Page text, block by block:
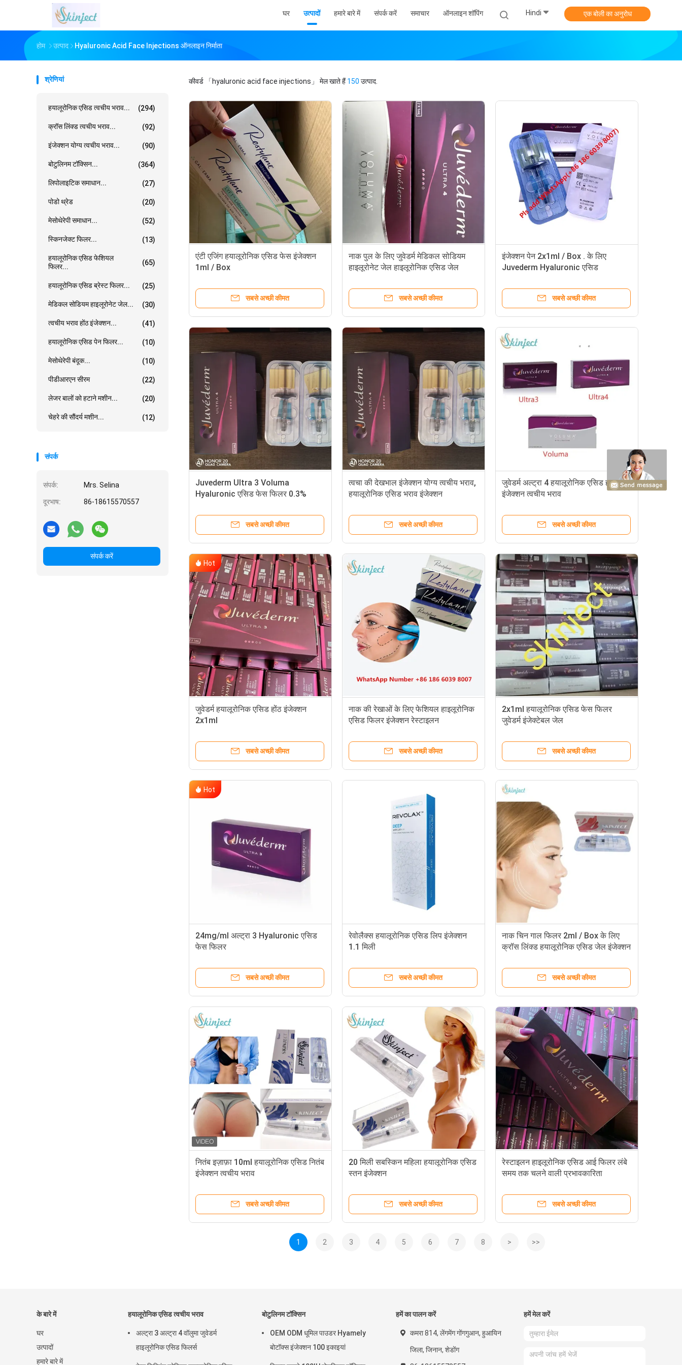
घर उत्पादों हमारे बारे में संपर्क करें समाचार ऑनलाइन शॉपिंग Hindi एक बोली का अनुरोध
होम उत्पाद Hyaluronic Acid Face Injections ऑनलाइन निर्माता
श्रेणियां
हयालूरोनिक एसिड त्वचीय भराव... (294)
क्रॉस लिंक्ड त्वचीय भराव... (92)
इंजेक्शन योग्य त्वचीय भराव... (90)
बोटुलिनम टॉक्सिन... (364)
लिपोलाइटिक समाधान... (27)
पोडो थ्रेड (20)
मेसोथेरेपी समाधान... (52)
स्किनजेक्ट फिलर... (13)
हयालूरोनिक एसिड फेशियल
फिलर...
(65)
हयालूरोनिक एसिड ब्रेस्ट फिलर... (25)
मेडिकल सोडियम हाइलूरोनेट जेल... (30)
त्वचीय भराव होंठ इंजेक्शन... (41)
हयालूरोनिक एसिड पेन फिलर... (10)
मेसोथेरेपी बंदूक... (10)
पीडीआरएन सीरम (22)
लेजर बालों को हटाने मशीन... (20)
चेहरे की सौंदर्य मशीन... (12)
संपर्क
संपर्क: Mrs. Selina
दूरभाष: 86-18615570557
संपर्क करें
कीवर्ड 「hyaluronic acid face injections」 मेल खाते हैं150 उत्पाद.
एंटी एजिंग हयालूरोनिक एसिड फेस इंजेक्शन
1ml / Box
सबसे अच्छी कीमत
नाक पुल के लिए जुवेडर्म मेडिकल सोडियम
हाइलूरोनेट जेल हाइलूरोनिक एसिड जेल
सबसे अच्छी कीमत
इंजेक्शन पेन 2x1ml / Box . के लिए
Juvederm Hyaluronic एसिड
सबसे अच्छी कीमत
Juvederm Ultra 3 Voluma
Hyaluronic एसिड फेस फिलर 0.3%
सबसे अच्छी कीमत
त्वचा की देखभाल इंजेक्शन योग्य त्वचीय भराव,
हयालूरोनिक एसिड भराव इंजेक्शन
सबसे अच्छी कीमत
जुवेडर्म अल्ट्रा 4 हयालूरोनिक एसिड होंठ
इंजेक्शन त्वचीय भराव
सबसे अच्छी कीमत
Hot
जुवेडर्म हयालूरोनिक एसिड होंठ इंजेक्शन
2x1ml
सबसे अच्छी कीमत
नाक की रेखाओं के लिए फेशियल हाइलूरोनिक
एसिड फिलर इंजेक्शन रेस्टाइलन
सबसे अच्छी कीमत
2x1ml हयालूरोनिक एसिड फेस फिलर
जुवेडर्म इंजेक्टेबल जेल
सबसे अच्छी कीमत
Hot
24mg/ml अल्ट्रा 3 Hyaluronic एसिड
फेस फिलर
सबसे अच्छी कीमत
रेवोलैक्स हयालूरोनिक एसिड लिप इंजेक्शन
1.1 मिली
सबसे अच्छी कीमत
नाक चिन गाल फिलर 2ml / Box के लिए
क्रॉस लिंक्ड हयालूरोनिक एसिड जेल इंजेक्शन
सबसे अच्छी कीमत
नितंब इज़ाफ़ा 10ml हयालूरोनिक एसिड नितंब
इंजेक्शन त्वचीय भराव
सबसे अच्छी कीमत
20 मिली सबस्किन महिला हयालूरोनिक एसिड
स्तन इंजेक्शन
सबसे अच्छी कीमत
रेस्टाइलन हाइलूरोनिक एसिड आई फिलर लंबे
समय तक चलने वाली प्रभावकारिता
सबसे अच्छी कीमत
1 2 3 4 5 6 7 8 > >>
के बारे में
घर
उत्पादों
हमारे बारे में
हयालूरोनिक एसिड त्वचीय भराव
अल्ट्रा 3 अल्ट्रा 4 वॉलुमा जुवेडर्म
हाइलूरोनिक एसिड फिलर्स
बोटुलिनम टॉक्सिन
OEM ODM धूमिल पाउडर Hyamely
बोटॉक्स इंजेक्शन 100 इकाइयां
हमें का पालन करें
कमरा 814, लेंगमेंग गोंगगुआन, हुआयिन
जिला, जिनान, शेडोंग
हमें मेल करें